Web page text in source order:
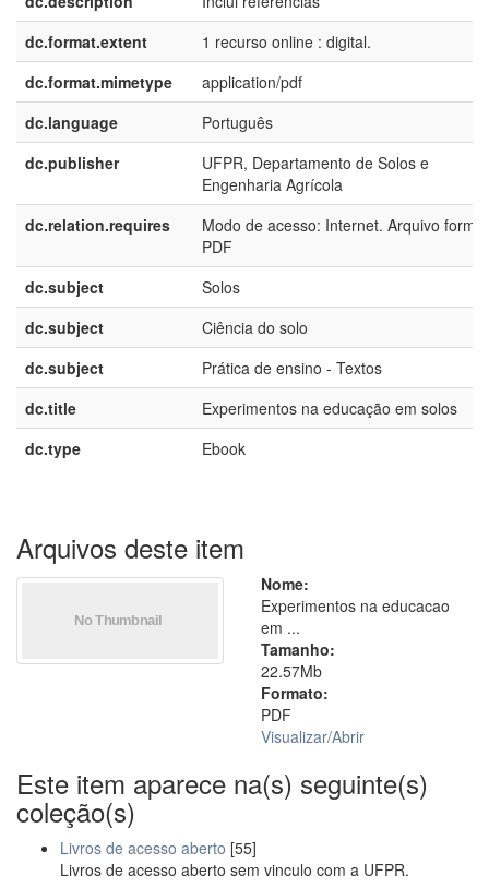
dc.format.extent
1 recurso online : digital.
dc.format.mimetype
application/pdf
dc.language
Português
dc.publisher
UFPR, Departamento de Solos e
Engenharia Agrícola
dc.relation.requires
Modo de acesso: Internet. Arquivo
PDF
dc.subject
Solos
dc.subject
Ciência do solo
dc.subject
Prática de ensino - Textos
dc.title
Experimentos na educação em solos
dc.type
Ebook
Arquivos deste item
Nome:
Experimentos na educacao
em ...
Tamanho:
22.57Mb
Formato:
PDF
Visualizar/Abrir
Este item aparece na(s) seguinte(s)
coleção(s)
Livros de acesso aberto [55]
Livros de acesso aberto sem vinculo com a UFPR.